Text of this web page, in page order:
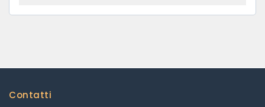
Contatti